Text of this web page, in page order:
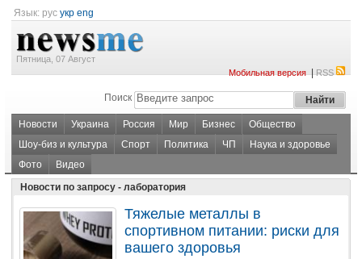
Язык: рус укр eng
Пятница, 07 Август
Мобильная версия|RSS
Поиск
Новости Украина Россия Мир Бизнес
Общество
Шоу-биз и культура
Спорт Политика ЧП
Наука и здоровье
Фото
Видео
Новости по запросу - лаборатория
Тяжелые металлы в
спортивном питании: риски для
вашего здоровья